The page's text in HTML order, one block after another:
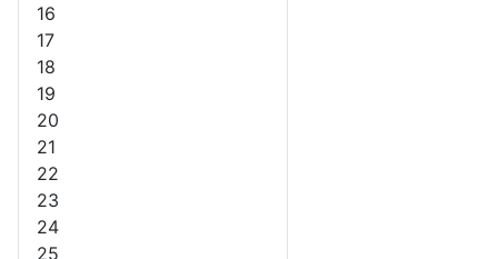
16
17
18
19
20
21
22
23
24
25